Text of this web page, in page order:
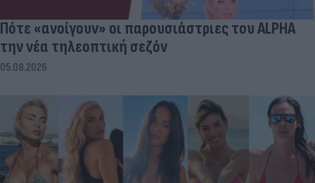
Πότε «ανοίγουν» οι παρουσιάστριες του ALPHA
την νέα τηλεοπτική σεζόν
05.08.2026